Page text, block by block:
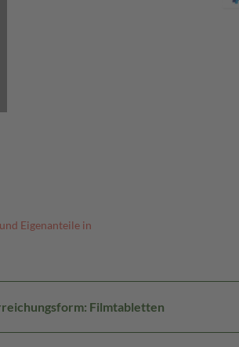
Eigenanteile in
Filmtabletten